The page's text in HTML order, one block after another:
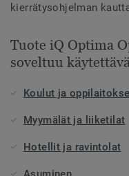
kierrätysohjelman
Tuote iQ Optima
soveltuu
Koulut ja
Myymälät ja liiketilat
Hotellit ja ravintolat